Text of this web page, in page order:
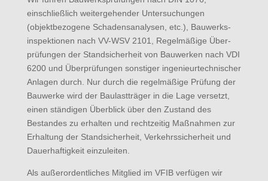
einschließ­lich weitergehender Untersuchungen
(objektbezogene Schadensanalysen, etc.), Bauwerks­
inspektionen nach VV-WSV 2101, Regelmäßige Über­
prüfungen der Standsicher­heit von Bauwerken nach VDI
6200 und Überprüfungen sonstiger ingenieur­technischer
Anlagen durch. Nur durch die regelmäßige Prüfung der
Bauwerke wird der Baulastträger in die Lage versetzt,
einen ständigen Überblick über den Zustand des
Bestandes zu erhalten und rechtzeitig Maßnah­men zur
Erhaltung der Standsicherheit, Verkehrssicherheit und
Dauerhaftigkeit einzuleiten.
Als außerordentliches Mitglied im VFIB verfügen wir